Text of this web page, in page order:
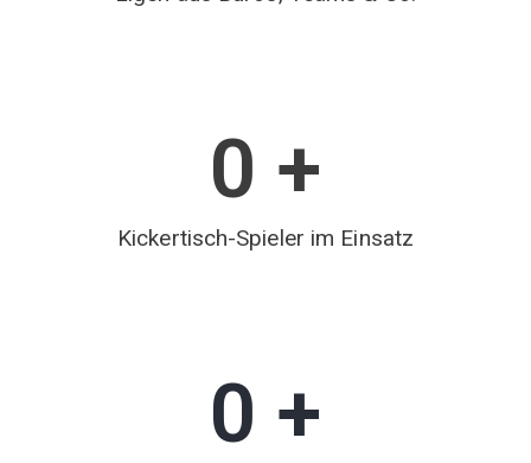
Kickertisch-Spieler im Einsatz
0 +
0 +